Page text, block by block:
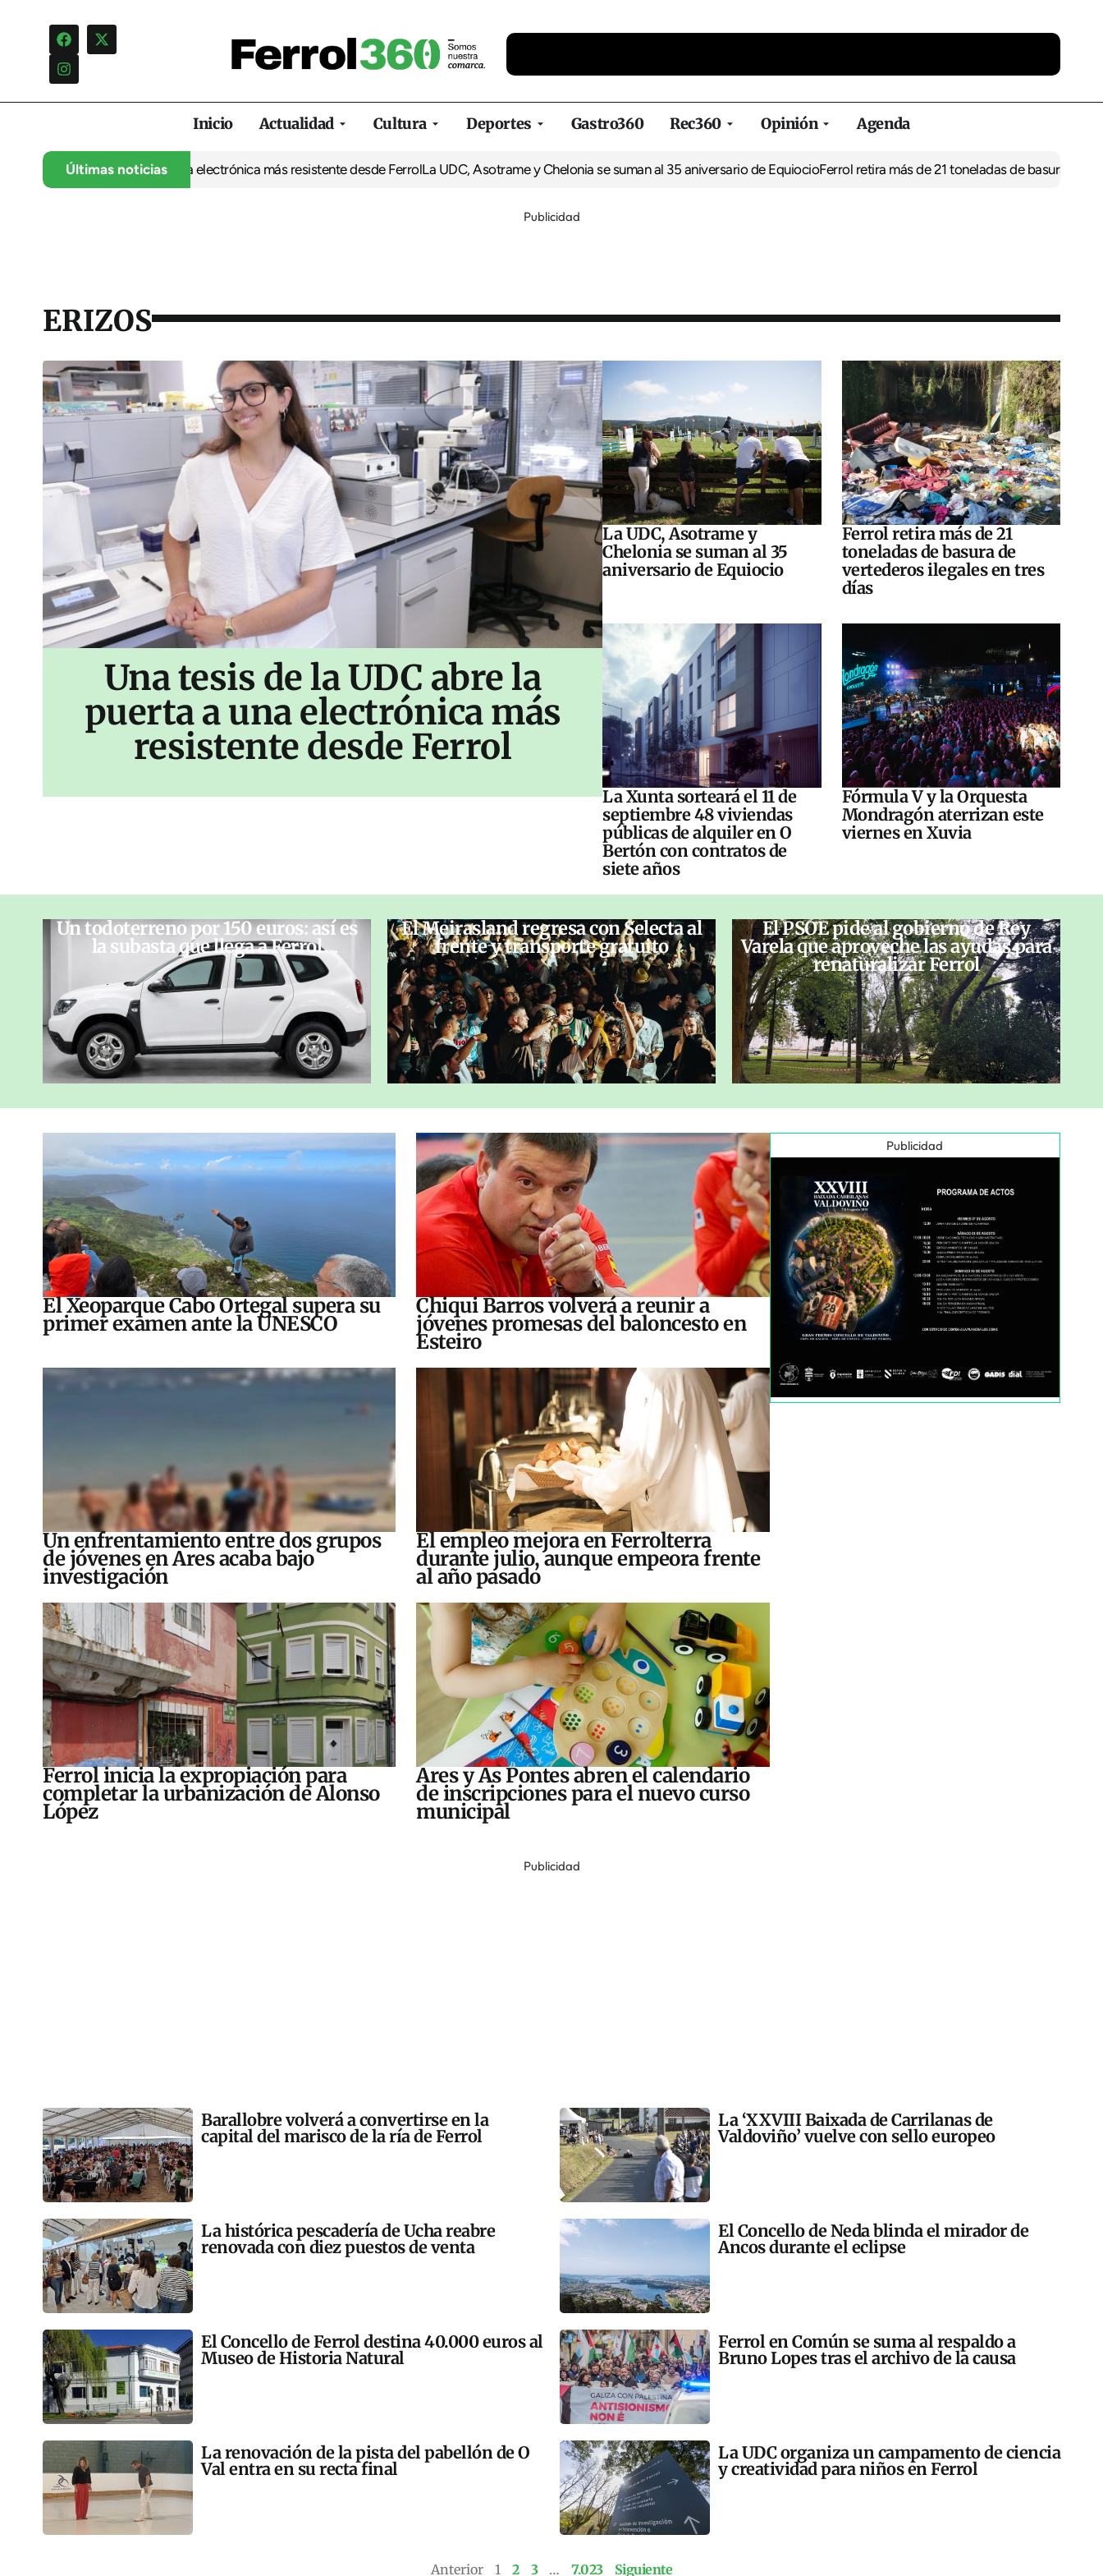
Inicio Actualidad Cultura Deportes Gastro360 Rec360 Opinión Agenda
Últimas noticias
abre la puerta a una electrónica más resistente desde FerrolLa UDC, Asotrame y Chelonia se suman al 35 aniversario de Equiocio Ferrol retira más de 21 toneladas de basura de vertederos
Publicidad
ERIZOS
Una tesis de la UDC abre la
puerta a una electrónica más
resistente desde Ferrol
La UDC, Asotrame y
Chelonia se suman al 35
aniversario de Equiocio
Ferrol retira más de 21
toneladas de basura de
vertederos ilegales en tres
días
La Xunta sorteará el 11 de
septiembre 48 viviendas
públicas de alquiler en O
Bertón con contratos de
siete años
Fórmula V y la Orquesta
Mondragón aterrizan este
viernes en Xuvia
Un todoterreno por 150 euros: así es
la subasta que llega a Ferrol
El Meirasland regresa con Selecta al
frente y transporte gratuito
El PSOE pide al gobierno de Rey
Varela que aproveche las ayudas para
renaturalizar Ferrol
El Xeoparque Cabo Ortegal supera su
primer examen ante la UNESCO
Chiqui Barros volverá a reunir a
jóvenes promesas del baloncesto en
Esteiro
Un enfrentamiento entre dos grupos
de jóvenes en Ares acaba bajo
investigación
El empleo mejora en Ferrolterra
durante julio, aunque empeora frente
al año pasado
Ferrol inicia la expropiación para
completar la urbanización de Alonso
López
Ares y As Pontes abren el calendario
de inscripciones para el nuevo curso
municipal
Publicidad
Publicidad
Barallobre volverá a convertirse en la
capital del marisco de la ría de Ferrol
La ‘XXVIII Baixada de Carrilanas de
Valdoviño’ vuelve con sello europeo
La histórica pescadería de Ucha reabre
renovada con diez puestos de venta
El Concello de Neda blinda el mirador de
Ancos durante el eclipse
El Concello de Ferrol destina 40.000 euros al
Museo de Historia Natural
Ferrol en Común se suma al respaldo a
Bruno Lopes tras el archivo de la causa
La renovación de la pista del pabellón de O
Val entra en su recta final
La UDC organiza un campamento de ciencia
y creatividad para niños en Ferrol
Anterior 1 2 3 … 7.023 Siguiente